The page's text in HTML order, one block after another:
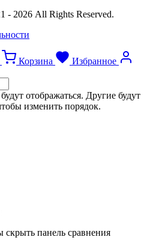
- 2026 All Rights Reserved.
Корзина
Избранное
отображаться. Другие будут
изменить порядок.
панель сравнения